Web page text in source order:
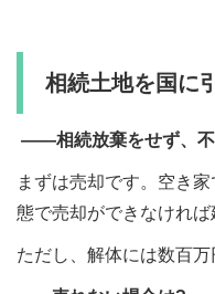
相続土地を国に
――相続放棄をせず、不
まずは売却です。空き
態で売却ができなけれ
ただし、解体には数百